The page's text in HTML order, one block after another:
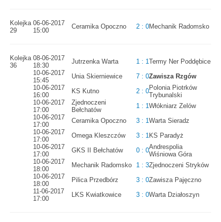
Kolejka
29
06-06-2017
15:00
Ceramika Opoczno 2 : 0Mechanik Radomsko
Kolejka
36
08-06-2017
18:30
Jutrzenka Warta 1 : 1Termy Ner Poddębice
10-06-2017
15:45
Unia Skierniewice 7 : 0Zawisza Rzgów
10-06-2017
16:00
KS Kutno 2 : 0Polonia Piotrków
Trybunalski
10-06-2017
17:00
Zjednoczeni
Bełchatów
1 : 1Włókniarz Zelów
10-06-2017
17:00
Ceramika Opoczno 3 : 1Warta Sieradz
10-06-2017
17:00
Omega Kleszczów 3 : 1KS Paradyż
10-06-2017
17:00
GKS II Bełchatów 0 : 0Andrespolia
Wiśniowa Góra
10-06-2017
18:00
Mechanik Radomsko 1 : 3Zjednoczeni Stryków
10-06-2017
18:00
Pilica Przedbórz 3 : 0Zawisza Pajęczno
11-06-2017
17:00
LKS Kwiatkowice 3 : 0Warta Działoszyn